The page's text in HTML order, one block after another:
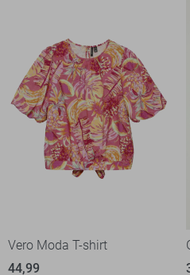
Vero Moda T-shirt
44,99